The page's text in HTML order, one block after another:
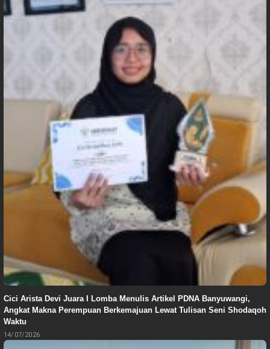
Cici Arista Devi Juara I Lomba Menulis Artikel PDNA Banyuwangi,
Angkat Makna Perempuan Berkemajuan Lewat Tulisan Seni Shodaqoh
Waktu
14/07/2026